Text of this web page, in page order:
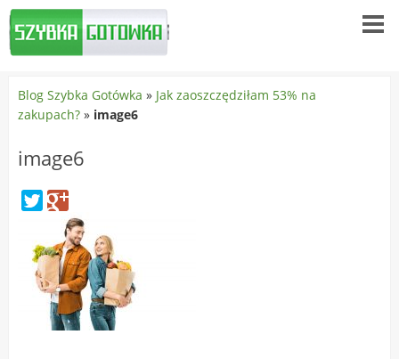
Blog Szybka Gotówka » Jak zaoszczędziłam 53% na
zakupach?» image6
image6